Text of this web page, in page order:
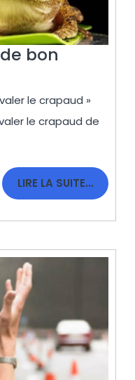
bon
le crapaud »
le crapaud de
LIRE LA SUITE…LIRE
LA